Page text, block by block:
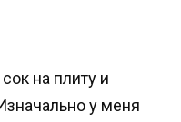
на плиту и
у меня